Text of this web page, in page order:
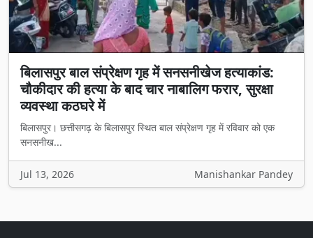
बिलासपुर बाल संप्रेक्षण गृह में सनसनीखेज हत्याकांड:
चौकीदार की हत्या के बाद चार नाबालिग फरार, सुरक्षा
व्यवस्था कठघरे में
बिलासपुर। छत्तीसगढ़ के बिलासपुर स्थित बाल संप्रेक्षण गृह में रविवार को एक
सनसनीख...
Jul 13, 2026 Manishankar Pandey